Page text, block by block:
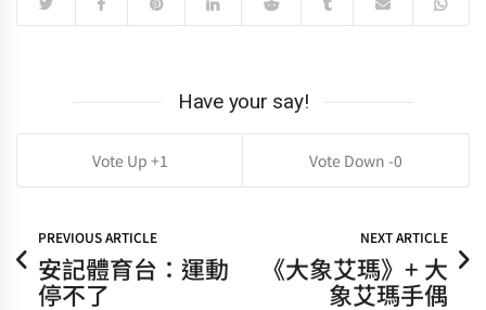
Have your say!
1 0
PREVIOUS ARTICLE
安記體育台：運動
停不了
NEXT ARTICLE
《大象艾瑪》+ 大
象艾瑪手偶